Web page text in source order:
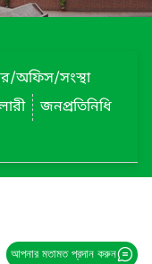
অফিস/সংস্থা
জনপ্রতিনিধি
আপনার মতামত প্রদান করুন